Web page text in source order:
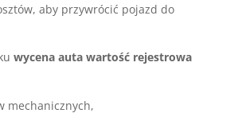
aby przywrócić pojazd do
wycena auta wartość rejestrowa
mechanicznych,